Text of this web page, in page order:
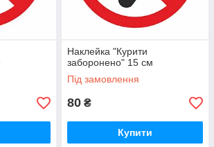
Наклейка "Курити
заборонено" 15 см
Під замовлення
80 ₴
Купити